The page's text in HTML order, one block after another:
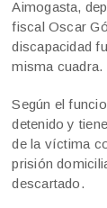
Aimogasta,
fiscal Oscar
discapacidad
misma cuadra.
Según el
detenido y
de la víctima
prisión
descartado.